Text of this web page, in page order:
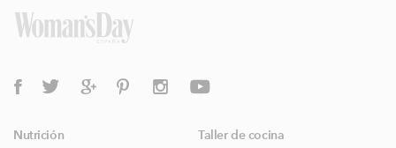
Nutrición
Taller de cocina